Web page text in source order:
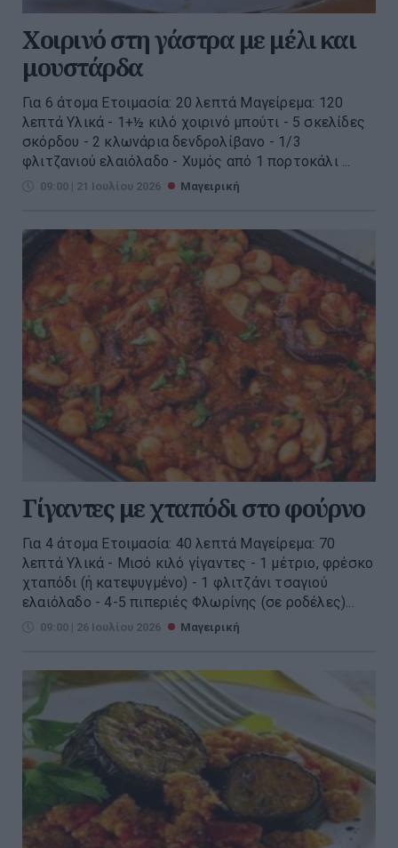
Χοιρινό στη γάστρα με μέλι και
μουστάρδα
Για 6 άτομα Ετοιμασία: 20 λεπτά Μαγείρεμα: 120
λεπτά Υλικά - 1+½ κιλό χοιρινό μπούτι - 5 σκελίδες
σκόρδου - 2 κλωνάρια δενδρολίβανο - 1/3
φλιτζανιού ελαιόλαδο - Χυμός από 1 πορτοκάλι ...
09:00 | 21 Ιουλίου 2026 Μαγειρική
Γίγαντες με χταπόδι στο φούρνο
Για 4 άτομα Ετοιμασία: 40 λεπτά Μαγείρεμα: 70
λεπτά Υλικά - Μισό κιλό γίγαντες - 1 μέτριο, φρέσκο
χταπόδι (ή κατεψυγμένο) - 1 φλιτζάνι τσαγιού
ελαιόλαδο - 4-5 πιπεριές Φλωρίνης (σε ροδέλες)...
09:00 | 26 Ιουλίου 2026 Μαγειρική